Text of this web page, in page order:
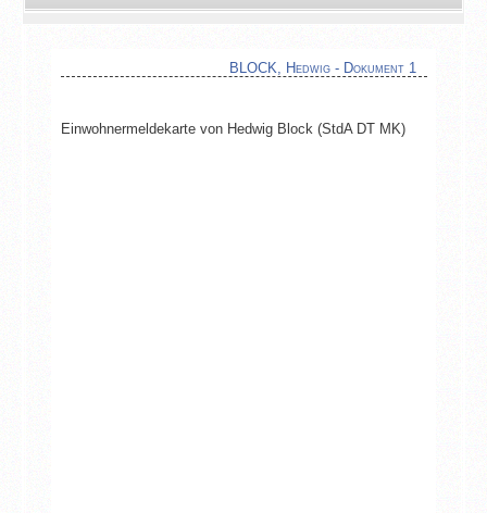
BLOCK, Hedwig - Dokument 1
Einwohnermeldekarte von Hedwig Block (StdA DT MK)